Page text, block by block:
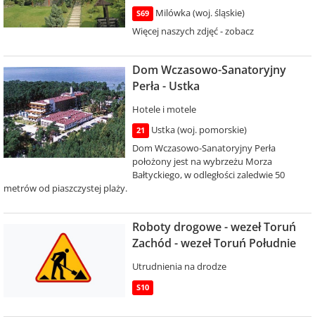
S69
Milówka (woj. śląskie)
Więcej naszych zdjęć - zobacz
Dom Wczasowo-Sanatoryjny
Perła - Ustka
Hotele i motele
21
Ustka (woj. pomorskie)
Dom Wczasowo-Sanatoryjny Perła
położony jest na wybrzeżu Morza
Bałtyckiego, w odległości zaledwie 50
metrów od piaszczystej plaży.
Roboty drogowe - wezeł Toruń
Zachód - wezeł Toruń Południe
Utrudnienia na drodze
S10